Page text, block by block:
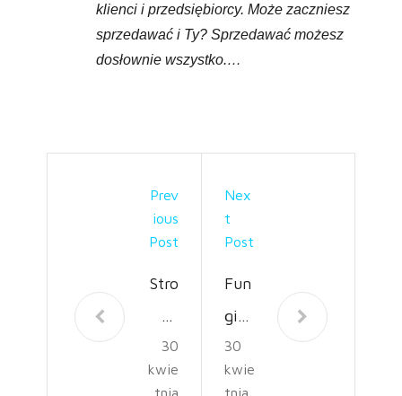
klienci i przedsiębiorcy. Może zaczniesz
sprzedawać i Ty? Sprzedawać możesz
dosłownie wszystko.…
Prev
Ious
Post
Stro
na
zakl
ady
30
kwie
tnia
Nex
T
Post
Fun
gicy
dy
na
30
kwie
tnia